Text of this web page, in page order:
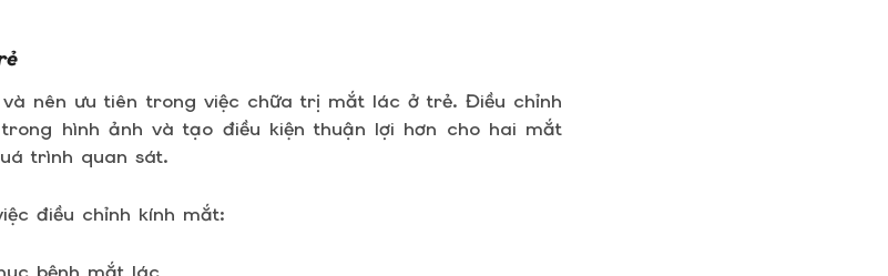
nên ưu tiên trong việc chữa trị mắt lác ở trẻ. Điều chỉnh
hình ảnh và tạo điều kiện thuận lợi hơn cho hai mắt
trình quan sát.
điều chỉnh kính mắt: